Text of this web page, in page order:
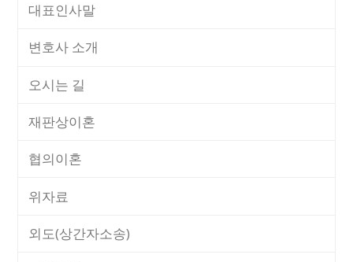
대표인사말
변호사 소개
오시는 길
재판상이혼
협의이혼
위자료
외도(상간자소송)